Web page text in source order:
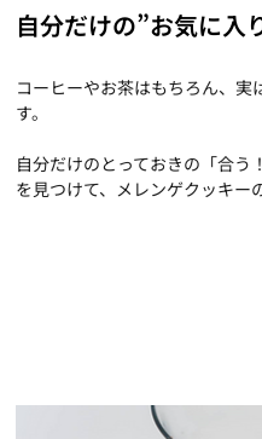
自分だけの”お気に入
コーヒーやお茶はもちろん、実
す。
自分だけのとっておきの「合う
を見つけて、メレンゲクッキー